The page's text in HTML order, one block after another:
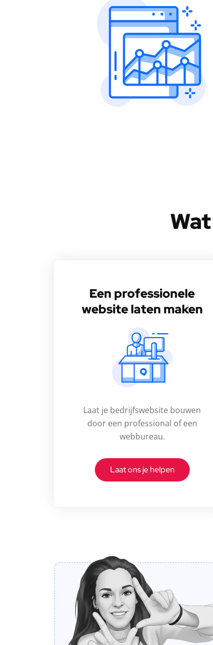
Een professionele
websitelaten maken
Laat je bedrijfswebsite bouwen
door een professional of een
webbureau.
Laat ons je helpen